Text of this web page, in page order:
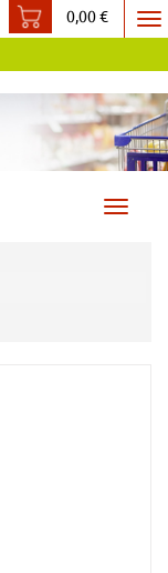
0,00 €
Toggle